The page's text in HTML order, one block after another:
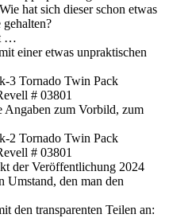
hat sich dieser schon etwas
gehalten?
…
einer etwas unpraktischen
Angaben zum Vorbild, zum
der Veröffentlichung 2024
Umstand, den man den
den transparenten Teilen an: